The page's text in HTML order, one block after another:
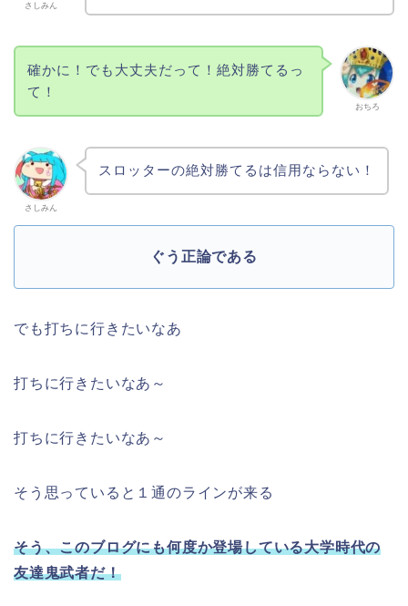
さしみん
おちろ
確かに！でも大丈夫だって！絶対勝てるっ
て！
さしみん
スロッターの絶対勝てるは信用ならない！
ぐう正論である
でも打ちに行きたいなあ
打ちに行きたいなあ～
打ちに行きたいなあ～
そう思っていると１通のラインが来る
そう、このブログにも何度か登場している大学時代の
友達鬼武者だ！